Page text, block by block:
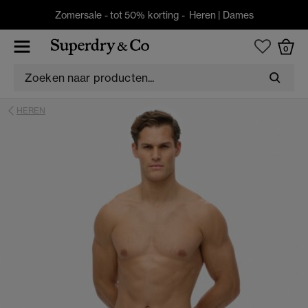
Zomersale - tot 50% korting - Heren | Dames
0
HEREN